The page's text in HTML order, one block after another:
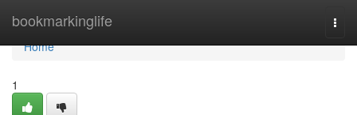
bookmarkinglife
Home
Home
1